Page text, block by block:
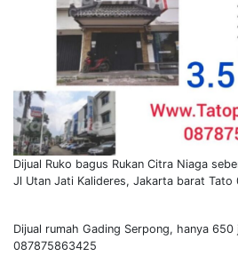
Dijual Ruko bagus Rukan Citra Niaga
Jl Utan Jati Kalideres, Jakarta barat Tato
Dijual rumah Gading Serpong, hanya
087875863425